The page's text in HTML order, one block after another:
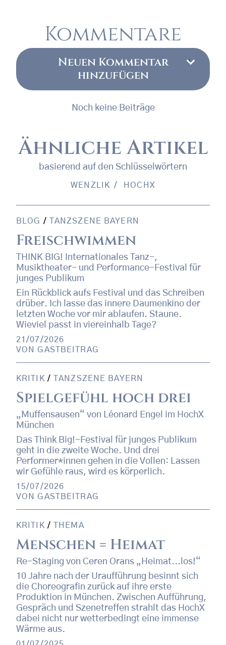
Kommentare
Neuen Kommentar
hinzufügen
Noch keine Beiträge
Ähnliche Artikel
basierend auf den Schlüsselwörtern
WENZLIK HOCHX
BLOG / TANZSZENE BAYERN
Freischwimmen
THINK BIG! Internationales Tanz-,
Musiktheater- und Performance-Festival für
junges Publikum
Ein Rückblick aufs Festival und das Schreiben
drüber. Ich lasse das innere Daumenkino der
letzten Woche vor mir ablaufen. Staune.
Wieviel passt in viereinhalb Tage?
21/07/2026
VONGASTBEITRAG
KRITIK / TANZSZENE BAYERN
Spielgefühl hoch drei
„Muffensausen“ von Léonard Engel im HochX
München
Das Think Big!-Festival für junges Publikum
geht in die zweite Woche. Und drei
Performer*innen gehen in die Vollen: Lassen
wir Gefühle raus, wird es körperlich.
15/07/2026
VONGASTBEITRAG
KRITIK / THEMA
Menschen = Heimat
Re-Staging von Ceren Orans „Heimat...los!“
10 Jahre nach der Uraufführung besinnt sich
die Choreografin zurück auf ihre erste
Produktion in München. Zwischen Aufführung,
Gespräch und Szenetreffen strahlt das HochX
dabei nicht nur wetterbedingt eine immense
Wärme aus.